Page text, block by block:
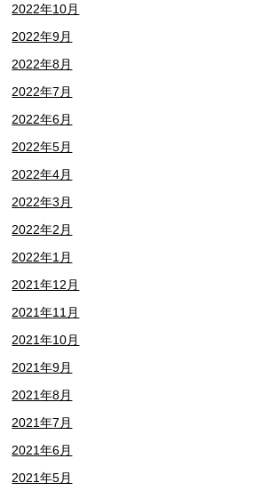
2022年10月
2022年9月
2022年8月
2022年7月
2022年6月
2022年5月
2022年4月
2022年3月
2022年2月
2022年1月
2021年12月
2021年11月
2021年10月
2021年9月
2021年8月
2021年7月
2021年6月
2021年5月